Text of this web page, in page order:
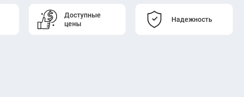
Доступные
цены
Надежность